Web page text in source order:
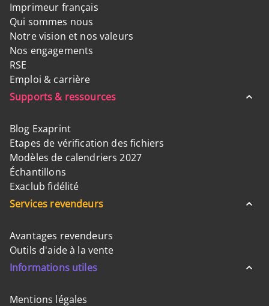
Imprimeur français
Qui sommes nous
Notre vision et nos valeurs
Nos engagements
RSE
Emploi & carrière
Supports & ressources
Blog Exaprint
Etapes de vérification des fichiers
Modèles de calendriers 2027
Échantillons
Exaclub fidélité
Services revendeurs
Avantages revendeurs
Outils d'aide à la vente
Informations utiles
Mentions légales